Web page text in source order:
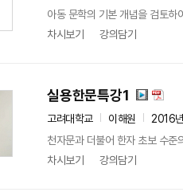
아동 문학의 기본 개념을 검토하
차시보기
강의담기
실용한문특강1
고려대학교 이해원
2016
천자문과 더불어 한자 초보 수준
차시보기
강의담기